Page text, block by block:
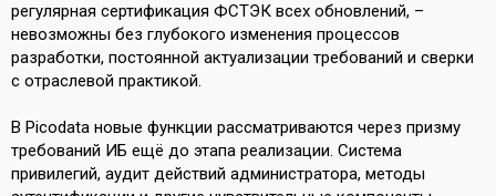
регулярная сертификация ФСТЭК всех обновлений, –
невозможны без глубокого изменения процессов
разработки, постоянной актуализации требований и сверки
с отраслевой практикой.
В Picodata новые функции рассматриваются через призму
требований ИБ ещё до этапа реализации. Система
привилегий, аудит действий администратора, методы